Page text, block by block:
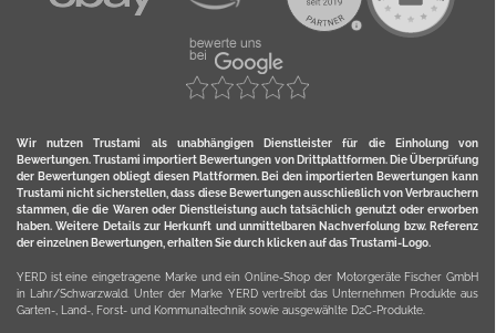
Wir nutzen Trustami als unabhängigen Dienstleister für die Einholung von
Bewertungen. Trustami importiert Bewertungen von Drittplattformen. Die Überprüfung
der Bewertungen obliegt diesen Plattformen. Bei den importierten Bewertungen kann
Trustami nicht sicherstellen, dass diese Bewertungen ausschließlich von Verbrauchern
stammen, die die Waren oder Dienstleistung auch tatsächlich genutzt oder erworben
haben. Weitere Details zur Herkunft und unmittelbaren Nachverfolung bzw. Referenz
der einzelnen Bewertungen, erhalten Sie durch klicken auf das Trustami-Logo.
YERD ist eine eingetragene Marke und ein Online-Shop der Motorgeräte Fischer GmbH
in Lahr/Schwarzwald. Unter der Marke YERD vertreibt das Unternehmen Produkte aus
Garten-, Land-, Forst- und Kommunaltechnik sowie ausgewählte D2C-Produkte.